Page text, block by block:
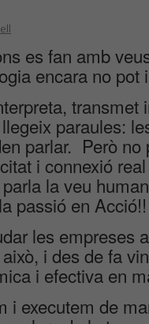
es fan amb
encara no pot
transmet
paraules:
parlar. Però no
i connexió
la veu
passió en Acció!!
les empreses
i des de fa
i efectiva en
i executem de